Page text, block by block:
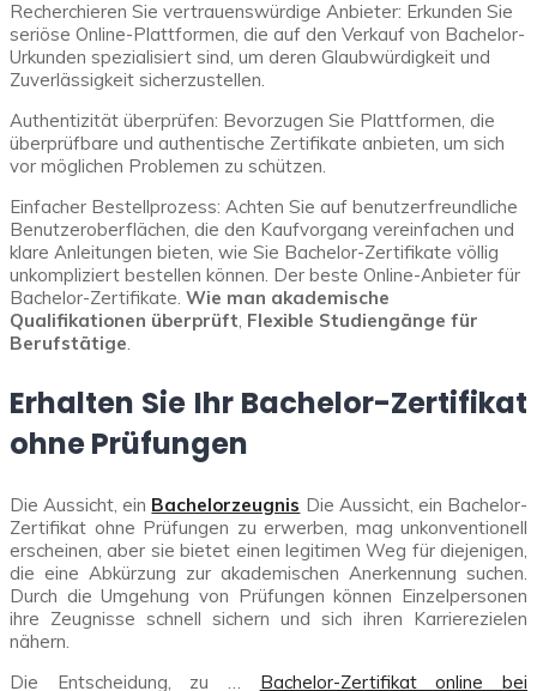
Recherchieren Sie vertrauenswürdige Anbieter: Erkunden Sie
seriöse Online-Plattformen, die auf den Verkauf von Bachelor-
Urkunden spezialisiert sind, um deren Glaubwürdigkeit und
Zuverlässigkeit sicherzustellen.
Authentizität überprüfen: Bevorzugen Sie Plattformen, die
überprüfbare und authentische Zertifikate anbieten, um sich
vor möglichen Problemen zu schützen.
Einfacher Bestellprozess: Achten Sie auf benutzerfreundliche
Benutzeroberflächen, die den Kaufvorgang vereinfachen und
klare Anleitungen bieten, wie Sie Bachelor-Zertifikate völlig
unkompliziert bestellen können. Der beste Online-Anbieter für
Bachelor-Zertifikate. Wie man akademische
Qualifikationen überprüft, Flexible Studiengänge für
Berufstätige.
Erhalten Sie Ihr Bachelor-Zertifikat
ohne Prüfungen
Die Aussicht, ein Bachelorzeugnis Die Aussicht, ein Bachelor-
Zertifikat ohne Prüfungen zu erwerben, mag unkonventionell
erscheinen, aber sie bietet einen legitimen Weg für diejenigen,
die eine Abkürzung zur akademischen Anerkennung suchen.
Durch die Umgehung von Prüfungen können Einzelpersonen
ihre Zeugnisse schnell sichern und sich ihren Karrierezielen
nähern.
Die Entscheidung, zu … Bachelor-Zertifikat online bei